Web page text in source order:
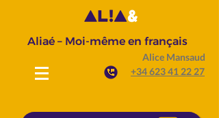
Aliaé – Moi-même en français
Alice Mansaud
+34 623 41 22 27